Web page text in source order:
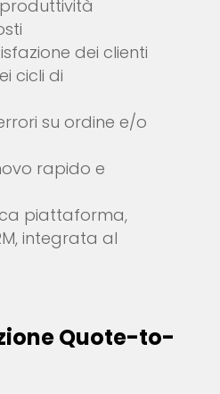
dei clienti
cicli di
su ordine e/o
rapido e
piattaforma,
integrata al
Quote-to-